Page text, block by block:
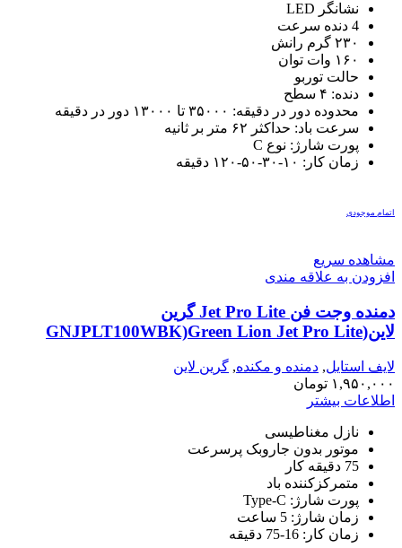
نشانگر LED
4 دنده سرعت
۲۳۰ گرم رانش
۱۶۰ وات توان
حالت توربو
دنده: ۴ سطح
محدوده دور در دقیقه: ۳۵۰۰۰ تا ۱۳۰۰۰ دور در دقیقه
سرعت باد: حداکثر ۶۲ متر بر ثانیه
پورت شارژ: نوع C
زمان کار: ۱۰-۳۰-۵۰-۱۲۰ دقیقه
اتمام موجودی
مشاهده سریع
افزودن به علاقه مندی
دمنده وجت فن Jet Pro Lite گرین
لاین(GNJPLT100WBK)Green Lion Jet Pro Lite
لایف استایل, دمنده و مکنده, گرین لاین
۱,۹۵۰,۰۰۰ تومان
اطلاعات بیشتر
نازل مغناطیسی
موتور بدون جاروبک پرسرعت
75 دقیقه کار
متمرکزکننده باد
پورت شارژ: Type-C
زمان شارژ: 5 ساعت
زمان کار: 16-75 دقیقه